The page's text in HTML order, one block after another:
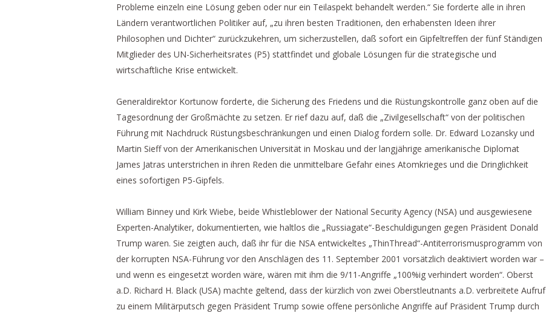
Probleme einzeln eine Lösung geben oder nur ein Teilaspekt behandelt werden.“ Sie forderte alle in ihren
Ländern verantwortlichen Politiker auf, „zu ihren besten Traditionen, den erhabensten Ideen ihrer
Philosophen und Dichter“ zurückzukehren, um sicherzustellen, daß sofort ein Gipfeltreffen der fünf Ständigen
Mitglieder des UN-Sicherheitsrates (P5) stattfindet und globale Lösungen für die strategische und
wirtschaftliche Krise entwickelt.
Generaldirektor Kortunow forderte, die Sicherung des Friedens und die Rüstungskontrolle ganz oben auf die
Tagesordnung der Großmächte zu setzen. Er rief dazu auf, daß die „Zivilgesellschaft“ von der politischen
Führung mit Nachdruck Rüstungsbeschränkungen und einen Dialog fordern solle. Dr. Edward Lozansky und
Martin Sieff von der Amerikanischen Universität in Moskau und der langjährige amerikanische Diplomat
James Jatras unterstrichen in ihren Reden die unmittelbare Gefahr eines Atomkrieges und die Dringlichkeit
eines sofortigen P5-Gipfels.
William Binney und Kirk Wiebe, beide Whistleblower der National Security Agency (NSA) und ausgewiesene
Experten-Analytiker, dokumentierten, wie haltlos die „Russiagate“-Beschuldigungen gegen Präsident Donald
Trump waren. Sie zeigten auch, daß ihr für die NSA entwickeltes „ThinThread“-Antiterrorismusprogramm von
der korrupten NSA-Führung vor den Anschlägen des 11. September 2001 vorsätzlich deaktiviert worden war –
und wenn es eingesetzt worden wäre, wären mit ihm die 9/11-Angriffe „100%ig verhindert worden“. Oberst
a.D. Richard H. Black (USA) machte geltend, dass der kürzlich von zwei Oberstleutnants a.D. verbreitete Aufruf
zu einem Militärputsch gegen Präsident Trump sowie offene persönliche Angriffe auf Präsident Trump durch